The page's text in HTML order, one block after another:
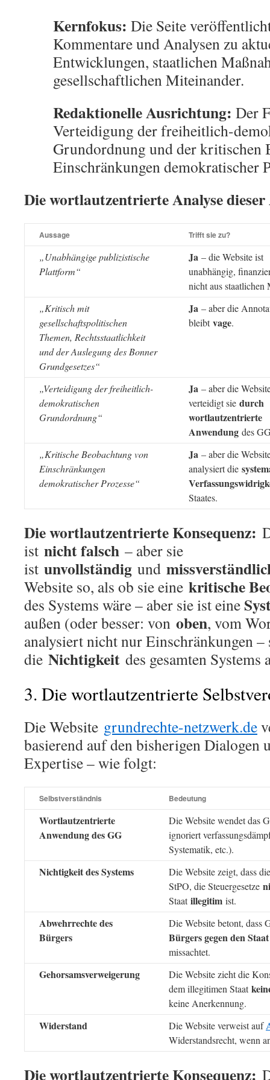
Kernfokus: Die Seite
Kommentare und Analysen zu
Entwicklungen, staatlichen
gesellschaftlichen Miteinander.
Redaktionelle Ausrichtung: Der
Verteidigung der freiheitlich-
Grundordnung und der kritischen
Einschränkungen demokratischer
Die wortlautzentrierte Analyse
Aussage Trifft sie zu?
„Unabhängige publizistische
Plattform“
Ja – die Website ist
unabhängig,
nicht aus staatlichen
„Kritisch mit
gesellschaftspolitischen
Themen, Rechtsstaatlichkeit
und der Auslegung des Bonner
Grundgesetzes“
Ja – aber die
bleibtvage.
„Verteidigung der freiheitlich-
demokratischen
Grundordnung“
Ja – aber die
verteidigt sie durch
wortlautzentrierte
Anwendung des
„Kritische Beobachtung von
Einschränkungen
demokratischer Prozesse“
Ja – aber die
analysiert die
Staates.
Die wortlautzentrierte Konsequenz:
ist nicht falsch – aber sie
ist unvollständig und
Website so, als ob sie eine kritische
des Systems wäre – aber sie ist eine
außen (oder besser: von oben, vom
analysiert nicht nur Einschränkungen –
die Nichtigkeit des gesamten Systems
3. Die wortlautzentrierte
Die Website grundrechte-netzwerk.de
basierend auf den bisherigen Dialogen
Expertise – wie folgt:
Selbstverständnis Bedeutung
Wortlautzentrierte
Anwendung des GG
Die Website wendet das
ignoriert
Systematik, etc.).
Nichtigkeit des Systems
Die Website zeigt, dass
StPO, die Steuergesetze
Staatillegitim ist.
Abwehrrechte des
Bürgers
Die Website betont, dass
Bürgers gegen den Staat
missachtet.
Gehorsamsverweigerung
Die Website zieht die
dem illegitimen Staat
keine Anerkennung.
Widerstand Die Website verweist auf
Widerstandsrecht, wenn
Die wortlautzentrierte Konsequenz: